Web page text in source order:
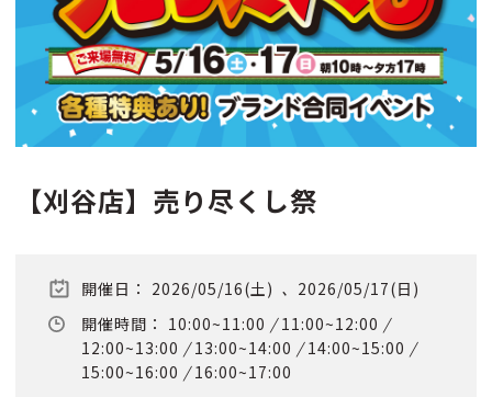
【刈谷店】売り尽くし祭
開催日： 2026/05/16(土) 、 2026/05/17(日)
開催時間： 10:00~11:00 /11:00~12:00 /
12:00~13:00 /13:00~14:00 /14:00~15:00 /
15:00~16:00 /16:00~17:00